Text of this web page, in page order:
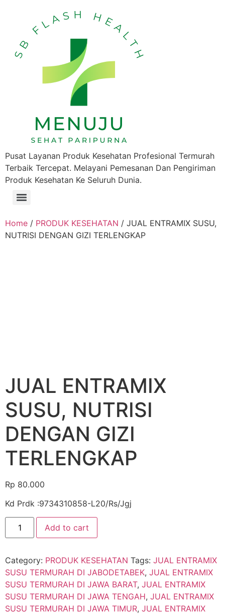
Pusat Layanan Produk Kesehatan Profesional Termurah
Terbaik Tercepat. Melayani Pemesanan Dan Pengiriman
Produk Kesehatan Ke Seluruh Dunia.
Home / PRODUK KESEHATAN / JUAL ENTRAMIX SUSU,
NUTRISI DENGAN GIZI TERLENGKAP
JUAL ENTRAMIX
SUSU, NUTRISI
DENGAN GIZI
TERLENGKAP
Rp 80.000
Kd Prdk :9734310858-L20/Rs/Jgj
Add to cart
Category: PRODUK KESEHATAN Tags: JUAL ENTRAMIX
SUSU TERMURAH DI JABODETABEK, JUAL ENTRAMIX
SUSU TERMURAH DI JAWA BARAT, JUAL ENTRAMIX
SUSU TERMURAH DI JAWA TENGAH, JUAL ENTRAMIX
SUSU TERMURAH DI JAWA TIMUR, JUAL ENTRAMIX